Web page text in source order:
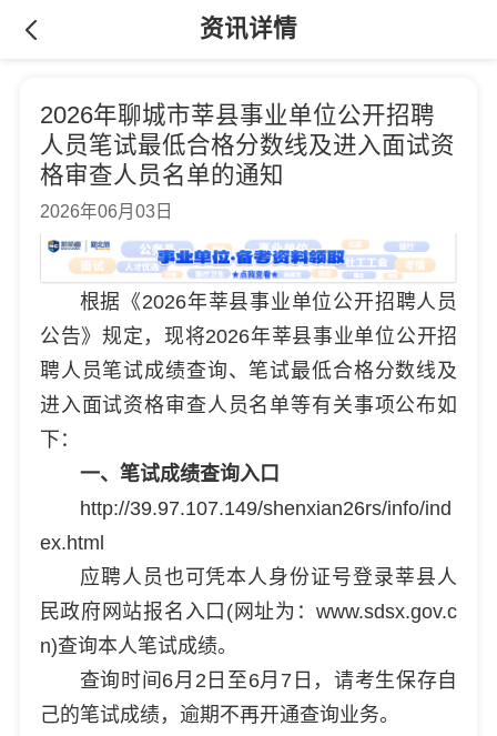
资讯详情
2026年聊城市莘县事业单位公开招聘
人员笔试最低合格分数线及进入面试资
格审查人员名单的通知
2026年06月03日
根据《2026年莘县事业单位公开招聘人员
公告》规定，现将2026年莘县事业单位公开招
聘人员笔试成绩查询、笔试最低合格分数线及
进入面试资格审查人员名单等有关事项公布如
下：
一、笔试成绩查询入口
http://39.97.107.149/shenxian26rs/info/ind
ex.html
应聘人员也可凭本人身份证号登录莘县人
民政府网站报名入口(网址为：www.sdsx.gov.c
n)查询本人笔试成绩。
查询时间6月2日至6月7日，请考生保存自
己的笔试成绩，逾期不再开通查询业务。